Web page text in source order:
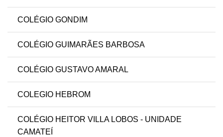
COLÉGIO GONDIM
COLÉGIO GUIMARÃES BARBOSA
COLÉGIO GUSTAVO AMARAL
COLEGIO HEBROM
COLÉGIO HEITOR VILLA LOBOS - UNIDADE
CAMATEÍ